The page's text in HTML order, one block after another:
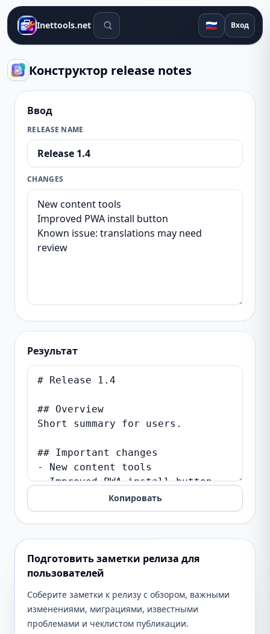
Inettools.net Поиск инструментов 🇷🇺 Вход
Конструктор release notes
Ввод
RELEASE NAME
CHANGES
Результат
Копировать
Подготовить заметки релиза для
пользователей
Соберите заметки к релизу с обзором, важными
изменениями, миграциями, известными
проблемами и чеклистом публикации.